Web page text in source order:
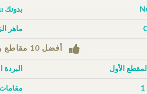
بدونك Without You
ماهر
أفضل 10 مقاطع وألبومات حسب التصويتات
الأول البردة